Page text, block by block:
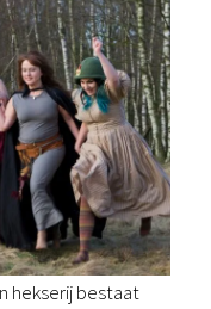
hekserij bestaat